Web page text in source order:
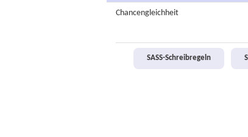
Chancengleichheit
SASS-Schreibregeln